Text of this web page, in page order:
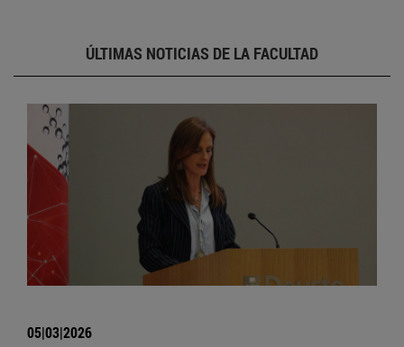
ÚLTIMAS NOTICIAS DE LA FACULTAD
05|03|2026